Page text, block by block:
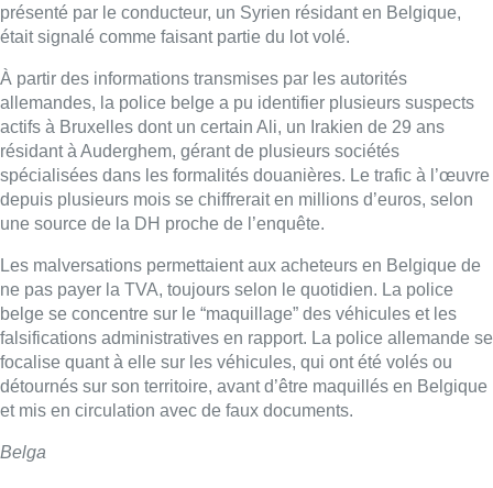
présenté par le conducteur, un Syrien résidant en Belgique,
était signalé comme faisant partie du lot volé.
À partir des informations transmises par les autorités
allemandes, la police belge a pu identifier plusieurs suspects
actifs à Bruxelles dont un certain Ali, un Irakien de 29 ans
résidant à Auderghem, gérant de plusieurs sociétés
spécialisées dans les formalités douanières. Le trafic à l’œuvre
depuis plusieurs mois se chiffrerait en millions d’euros, selon
une source de la DH proche de l’enquête.
Les malversations permettaient aux acheteurs en Belgique de
ne pas payer la TVA, toujours selon le quotidien. La police
belge se concentre sur le “maquillage” des véhicules et les
falsifications administratives en rapport. La police allemande se
focalise quant à elle sur les véhicules, qui ont été volés ou
détournés sur son territoire, avant d’être maquillés en Belgique
et mis en circulation avec de faux documents.
Belga